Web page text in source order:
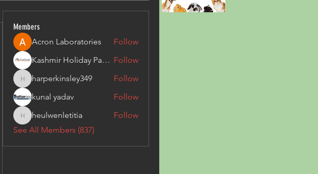
Members
Acron Laboratories
Follow
Kashmir Holiday Package Follow
harperkinsley349
harperkinsley349
Follow
kunal yadav
Follow
heulwenletitia
heulwenletitia
Follow
See All Members (837)